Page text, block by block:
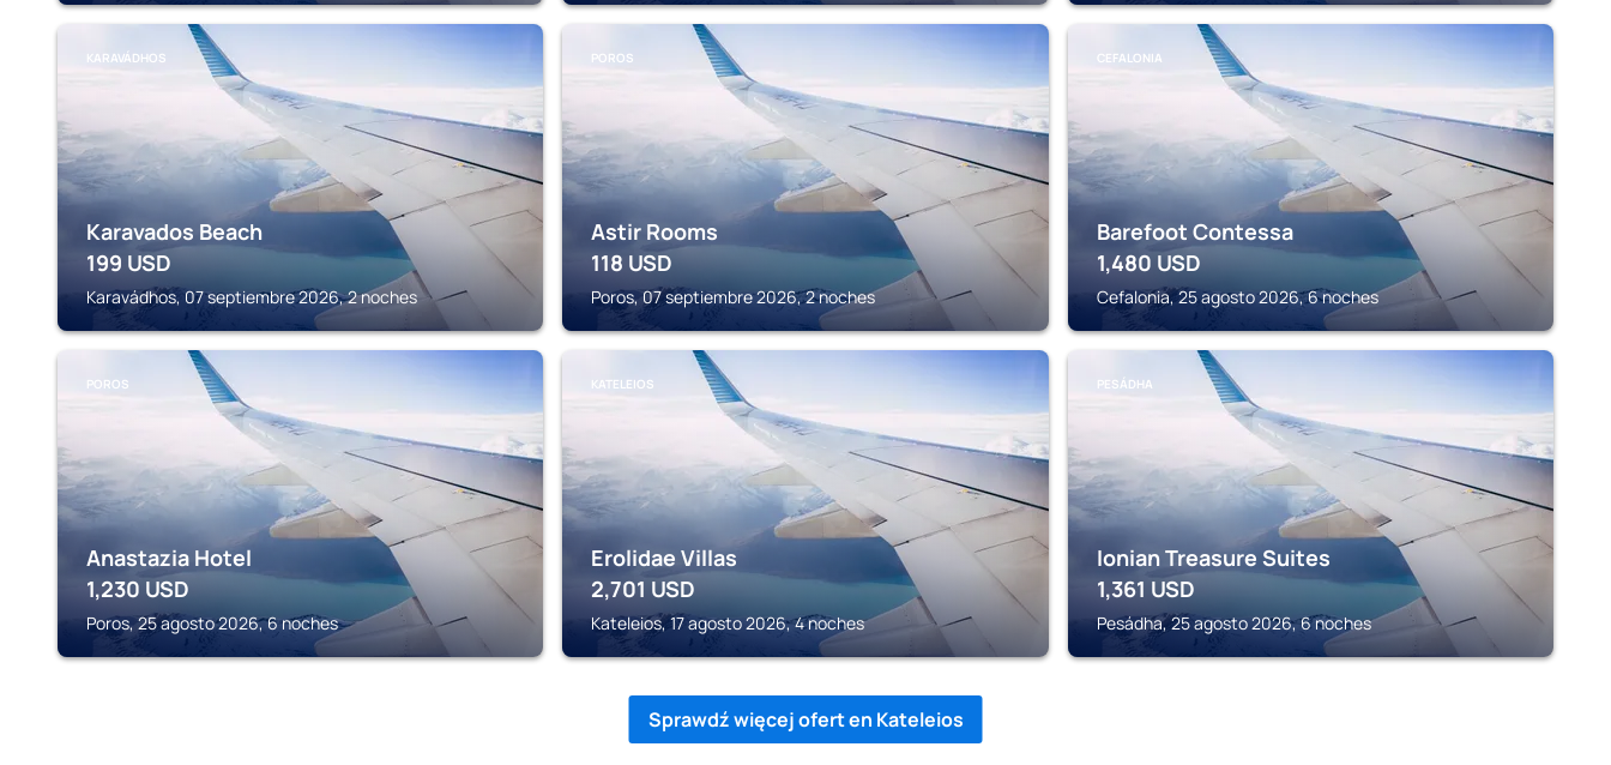
KARAVÁDHOS
Karavados Beach
199 USD
Karavádhos, 07 septiembre 2026, 2 noches
POROS
Astir Rooms
118 USD
Poros, 07 septiembre 2026, 2 noches
CEFALONIA
Barefoot Contessa
1,480 USD
Cefalonia, 25 agosto 2026, 6 noches
POROS
Anastazia Hotel
1,230 USD
Poros, 25 agosto 2026, 6 noches
KATELEIOS
Erolidae Villas
2,701 USD
Kateleios, 17 agosto 2026, 4 noches
PESÁDHA
Ionian Treasure Suites
1,361 USD
Pesádha, 25 agosto 2026, 6 noches
Sprawdź więcej ofert en Kateleios